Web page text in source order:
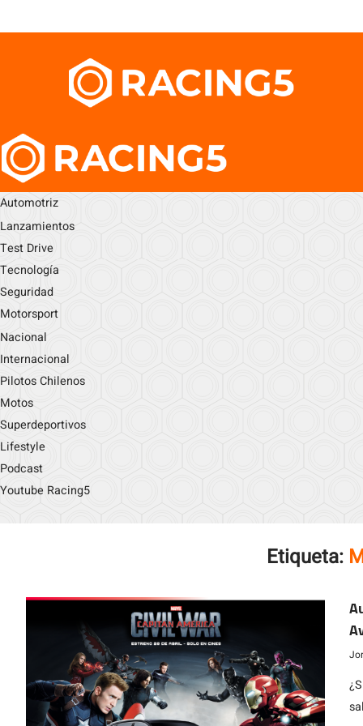
Automotriz
Lanzamientos
Test Drive
Tecnología
Seguridad
Motorsport
Nacional
Internacional
Pilotos Chilenos
Motos
Superdeportivos
Lifestyle
Podcast
Youtube Racing5
Etiqueta: